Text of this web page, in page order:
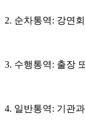
2. 순차통역: 강연
3. 수행통역: 출장
4. 일반통역: 기관